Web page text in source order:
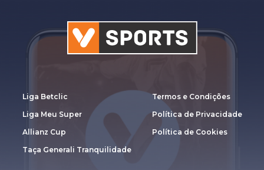
Liga Betclic
Liga Meu Super
Allianz Cup
Taça Generali Tranquilidade
Termos e Condições
Política de Privacidade
Política de Cookies